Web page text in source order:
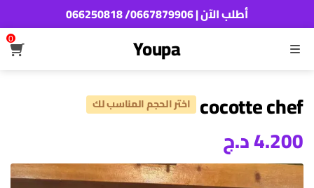
أطلب الآن | 0667879906/ 066250818
القائمة Youpa
0
cocotte chef اختر الحجم المناسب لك
4.200د.ج